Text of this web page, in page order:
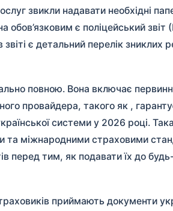
звикли надавати необхідні
є поліцейський звіт
є детальний перелік зниклих
повною. Вона включає
провайдера, такого як ,
системи у 2026 році. Така
міжнародними страховими
перед тим, як подавати їх до
приймають документи